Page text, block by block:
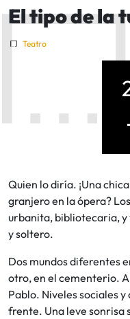
El tipo de la
Teatro
Quien lo diría. ¡Una
granjero en la ópera?
urbanita, bibliotecaria, y
y soltero.
Dos mundos diferentes
otro, en el cementerio.
Pablo. Niveles sociales
frente. Una leve sonrisa